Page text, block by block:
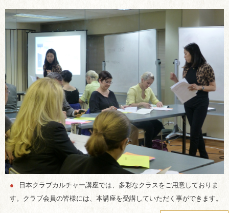
●
日本クラブカルチャー講座では、多彩なクラスをご用意しておりま
す。クラブ会員の皆様には、本講座を受講していただく事ができます。